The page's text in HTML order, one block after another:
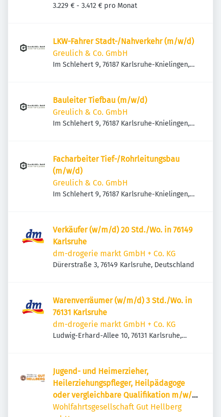
3.229 € - 3.412 € pro Monat
LKW-Fahrer Stadt-/Nahverkehr (m/w/d)
Greulich & Co. GmbH
Im Schlehert 9, 76187 Karlsruhe-Knielingen,
Bauleiter Tiefbau (m/w/d)
Greulich & Co. GmbH
Im Schlehert 9, 76187 Karlsruhe-Knielingen,
Facharbeiter Tief-/Rohrleitungsbau
(m/w/d)
Greulich & Co. GmbH
Im Schlehert 9, 76187 Karlsruhe-Knielingen,
Verkäufer (w/m/d) 20 Std./Wo. in 76149
Karlsruhe
dm-drogerie markt GmbH + Co. KG
Dürerstraße 3, 76149 Karlsruhe, Deutschland
Warenverräumer (w/m/d) 3 Std./Wo. in
76131 Karlsruhe
dm-drogerie markt GmbH + Co. KG
Ludwig-Erhard-Allee 10, 76131 Karlsruhe,
Jugend- und Heimerzieher,
Heilerziehungspfleger, Heilpädagoge
oder vergleichbare Qualifikation m/w/d
WGH.jpg
Wohlfahrtsgesellschaft Gut Hellberg